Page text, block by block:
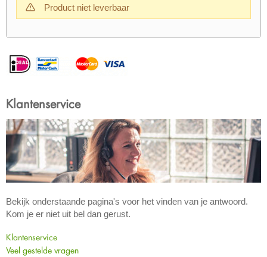
Product niet leverbaar
Klantenservice
Bekijk onderstaande pagina's voor het vinden van je antwoord.
Kom je er niet uit bel dan gerust.
Klantenservice
Veel gestelde vragen